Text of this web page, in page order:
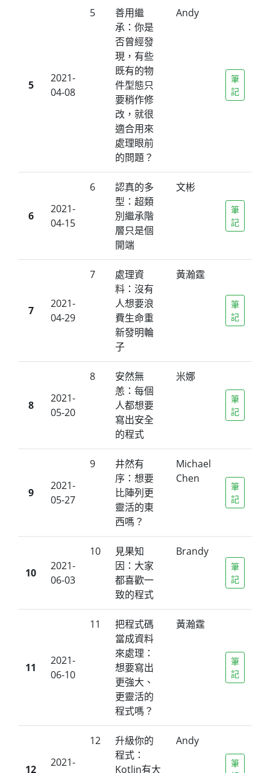
5
2021-
04-08
5
善用繼
承：你是
否曾經發
現，有些
既有的物
件型態只
要稍作修
改，就很
適合用來
處理眼前
的問題？
Andy
筆
記
6
2021-
04-15
6
認真的多
型：超類
別繼承階
層只是個
開端
文彬
筆
記
7
2021-
04-29
7
處理資
料：沒有
人想要浪
費生命重
新發明輪
子
黃瀚霆
筆
記
8
2021-
05-20
8
安然無
恙：每個
人都想要
寫出安全
的程式
米娜
筆
記
9
2021-
05-27
9
井然有
序：想要
比陣列更
靈活的東
西嗎？
Michael
Chen
筆
記
10
2021-
06-03
10
見果知
因：大家
都喜歡一
致的程式
Brandy
筆
記
11
2021-
06-10
11
把程式碼
當成資料
來處理：
想要寫出
更強大、
更靈活的
程式嗎？
黃瀚霆
筆
記
12
2021-
12
升級你的
程式：
Kotlin有大
Andy
筆